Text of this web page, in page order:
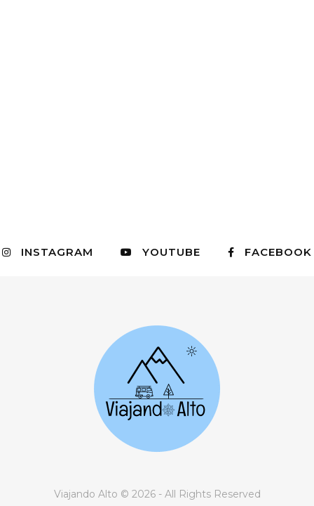
INSTAGRAM YOUTUBE FACEBOOK
Viajando Alto © 2026 - All Rights Reserved